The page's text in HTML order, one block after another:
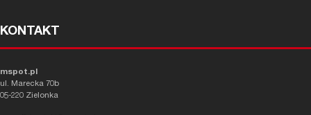
KONTAKT
mspot.pl
ul. Marecka 70b
05-220 Zielonka